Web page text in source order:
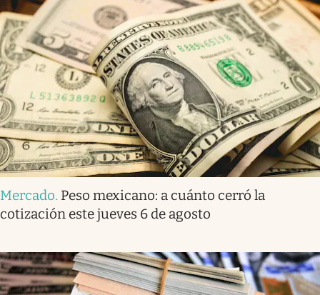
Mercado. Peso mexicano: a cuánto cerró la
cotización este jueves 6 de agosto